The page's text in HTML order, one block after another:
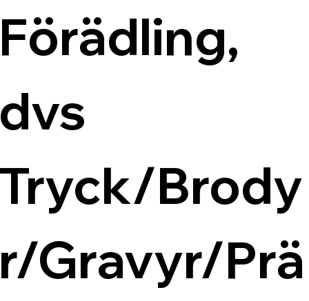
Brody
Gravyr/Prä